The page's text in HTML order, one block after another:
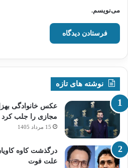
می‌نویسم.
نوشته های تازه
عکس خانوادگی
مجازی را جلب کرد
15 مرداد 1405
درگذشت کاوه
علت فوت